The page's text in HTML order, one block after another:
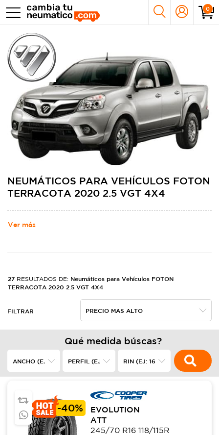
0
NEUMÁTICOS PARA VEHÍCULOS FOTON
TERRACOTA 2020 2.5 VGT 4X4
Ver más
27 RESULTADOS DE: Neumáticos para Vehículos FOTON
TERRACOTA 2020 2.5 VGT 4X4
FILTRAR
Qué medida búscas?
-40%
EVOLUTION
ATT
245/70 R16 118/115R